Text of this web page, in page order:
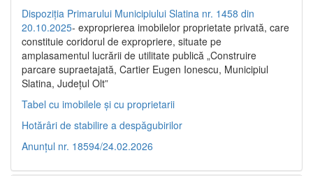
Dispoziția Primarului Municipiului Slatina nr. 1458 din
20.10.2025- exproprierea imobilelor proprietate privată, care
constituie coridorul de expropriere, situate pe
amplasamentul lucrării de utilitate publică „Construire
parcare supraetajată, Cartier Eugen Ionescu, Municipiul
Slatina, Județul Olt”
Tabel cu imobilele și cu proprietarii
Hotărâri de stabilire a despăgubirilor
Anunțul nr. 18594/24.02.2026